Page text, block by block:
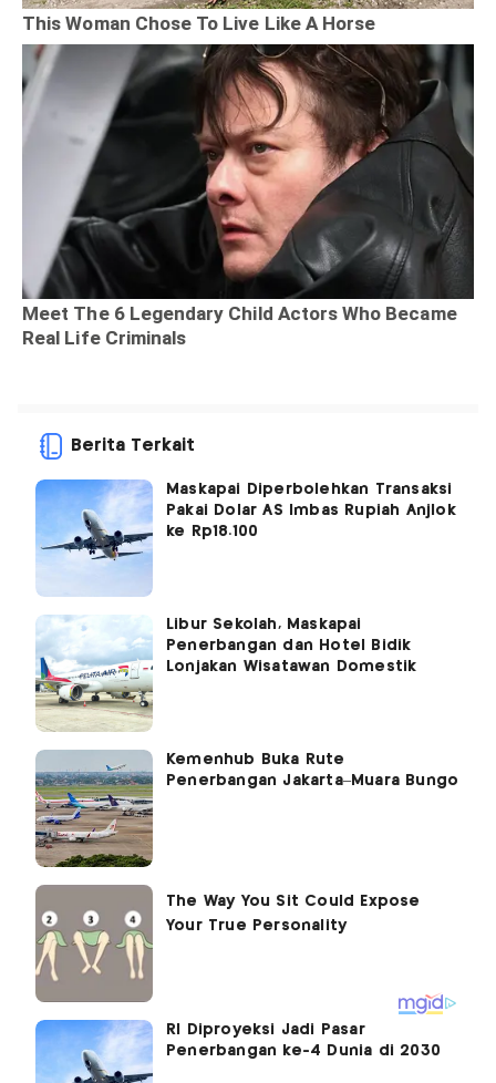
Berita Terkait
Maskapai Diperbolehkan Transaksi
Pakai Dolar AS Imbas Rupiah Anjlok
ke Rp18.100
Libur Sekolah, Maskapai
Penerbangan dan Hotel Bidik
Lonjakan Wisatawan Domestik
Kemenhub Buka Rute
Penerbangan Jakarta–Muara Bungo
RI Diproyeksi Jadi Pasar
Penerbangan ke-4 Dunia di 2030